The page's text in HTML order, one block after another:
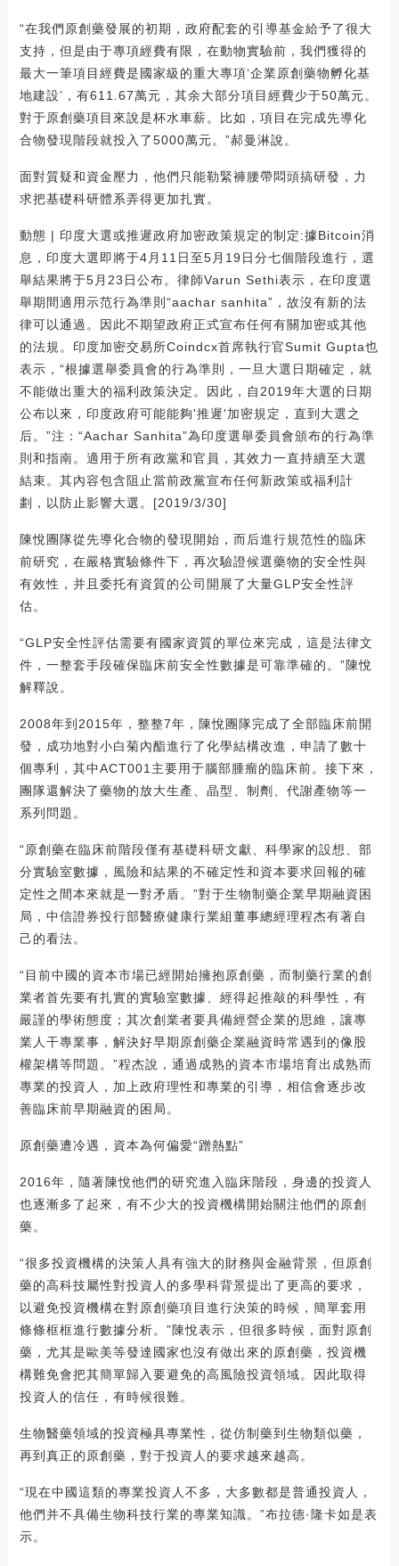
“在我們原創藥發展的初期，政府配套的引導基金給予了很大
支持，但是由于專項經費有限，在動物實驗前，我們獲得的
最大一筆項目經費是國家級的重大專項‘企業原創藥物孵化基
地建設’，有611.67萬元，其余大部分項目經費少于50萬元。
對于原創藥項目來說是杯水車薪。比如，項目在完成先導化
合物發現階段就投入了5000萬元。”郝曼淋說。
面對質疑和資金壓力，他們只能勒緊褲腰帶悶頭搞研發，力
求把基礎科研體系弄得更加扎實。
動態 | 印度大選或推遲政府加密政策規定的制定:據Bitcoin消
息，印度大選即將于4月11日至5月19日分七個階段進行，選
舉結果將于5月23日公布。律師Varun Sethi表示，在印度選
舉期間適用示范行為準則“aachar sanhita”，故沒有新的法
律可以通過。因此不期望政府正式宣布任何有關加密或其他
的法規。印度加密交易所Coindcx首席執行官Sumit Gupta也
表示，“根據選舉委員會的行為準則，一旦大選日期確定，就
不能做出重大的福利政策決定。因此，自2019年大選的日期
公布以來，印度政府可能能夠'推遲'加密規定，直到大選之
后。”注：“Aachar Sanhita”為印度選舉委員會頒布的行為準
則和指南。適用于所有政黨和官員，其效力一直持續至大選
結束。其內容包含阻止當前政黨宣布任何新政策或福利計
劃，以防止影響大選。[2019/3/30]
陳悅團隊從先導化合物的發現開始，而后進行規范性的臨床
前研究，在嚴格實驗條件下，再次驗證候選藥物的安全性與
有效性，并且委托有資質的公司開展了大量GLP安全性評
估。
“GLP安全性評估需要有國家資質的單位來完成，這是法律文
件，一整套手段確保臨床前安全性數據是可靠準確的。”陳悅
解釋說。
2008年到2015年，整整7年，陳悅團隊完成了全部臨床前開
發，成功地對小白菊內酯進行了化學結構改進，申請了數十
個專利，其中ACT001主要用于腦部腫瘤的臨床前。接下來，
團隊還解決了藥物的放大生產、晶型、制劑、代謝產物等一
系列問題。
“原創藥在臨床前階段僅有基礎科研文獻、科學家的設想、部
分實驗室數據，風險和結果的不確定性和資本要求回報的確
定性之間本來就是一對矛盾。”對于生物制藥企業早期融資困
局，中信證券投行部醫療健康行業組董事總經理程杰有著自
己的看法。
“目前中國的資本市場已經開始擁抱原創藥，而制藥行業的創
業者首先要有扎實的實驗室數據、經得起推敲的科學性，有
嚴謹的學術態度；其次創業者要具備經營企業的思維，讓專
業人干專業事，解決好早期原創藥企業融資時常遇到的像股
權架構等問題。”程杰說，通過成熟的資本市場培育出成熟而
專業的投資人，加上政府理性和專業的引導，相信會逐步改
善臨床前早期融資的困局。
原創藥遭冷遇，資本為何偏愛“蹭熱點”
2016年，隨著陳悅他們的研究進入臨床階段，身邊的投資人
也逐漸多了起來，有不少大的投資機構開始關注他們的原創
藥。
“很多投資機構的決策人具有強大的財務與金融背景，但原創
藥的高科技屬性對投資人的多學科背景提出了更高的要求，
以避免投資機構在對原創藥項目進行決策的時候，簡單套用
條條框框進行數據分析。”陳悅表示，但很多時候，面對原創
藥，尤其是歐美等發達國家也沒有做出來的原創藥，投資機
構難免會把其簡單歸入要避免的高風險投資領域。因此取得
投資人的信任，有時候很難。
生物醫藥領域的投資極具專業性，從仿制藥到生物類似藥，
再到真正的原創藥，對于投資人的要求越來越高。
“現在中國這類的專業投資人不多，大多數都是普通投資人，
他們并不具備生物科技行業的專業知識。”布拉德·隆卡如是表
示。